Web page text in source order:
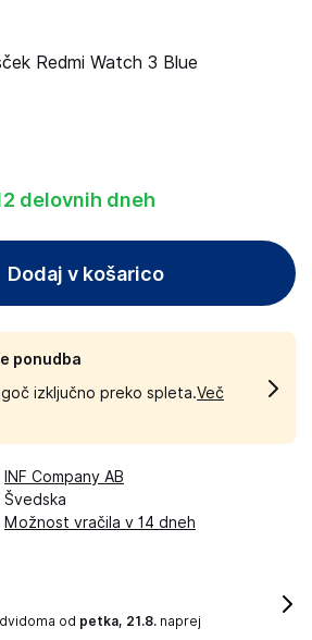
Redmi Watch 3 Blue
delovnih dneh
Dodaj v košarico
ponudba
izključno preko spleta.Več
INF Company AB
Švedska
Možnost vračila v 14 dneh
od petka, 21.8. naprej